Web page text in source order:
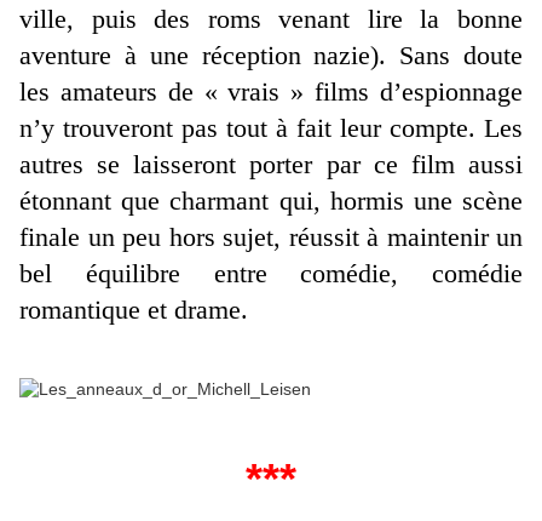
ville, puis des roms venant lire la bonne
aventure à une réception nazie). Sans doute
les amateurs de « vrais » films d’espionnage
n’y trouveront pas tout à fait leur compte. Les
autres se laisseront porter par ce film aussi
étonnant que charmant qui, hormis une scène
finale un peu hors sujet, réussit à maintenir un
bel équilibre entre comédie, comédie
romantique et drame.
***